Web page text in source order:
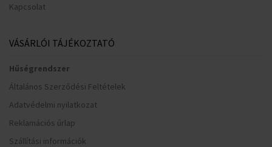
Kapcsolat
VÁSÁRLÓI TÁJÉKOZTATÓ
Hűségrendszer
Általános Szerződési Feltételek
Adatvédelmi nyilatkozat
Reklamációs űrlap
Szállítási információk